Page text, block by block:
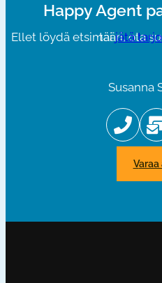
Happy Agent
Ellet löydä etsimääri, ota suoraan Susannaan yhteyttä taijätä
Susanna